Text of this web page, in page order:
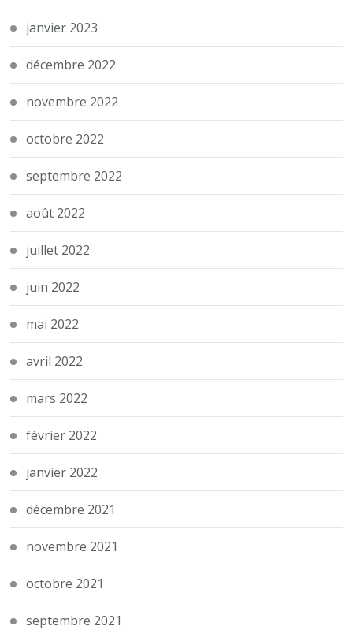
janvier 2023
décembre 2022
novembre 2022
octobre 2022
septembre 2022
août 2022
juillet 2022
juin 2022
mai 2022
avril 2022
mars 2022
février 2022
janvier 2022
décembre 2021
novembre 2021
octobre 2021
septembre 2021